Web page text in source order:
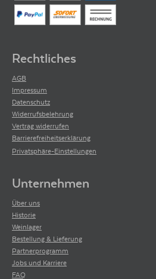
Rechtliches
AGB
Impressum
Datenschutz
Widerrufsbelehrung
Vertrag widerrufen
Barrierefreiheitserklärung
Privatsphäre-Einstellungen
Unternehmen
Über uns
Historie
Weinlager
Bestellung & Lieferung
Partnerprogramm
Jobs und Karriere
FAQ